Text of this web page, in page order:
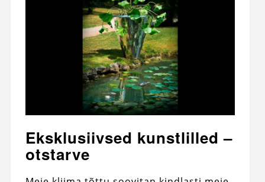
Eksklusiivsed kunstlilled –
otstarve